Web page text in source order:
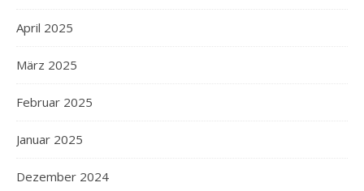
April 2025
März 2025
Februar 2025
Januar 2025
Dezember 2024